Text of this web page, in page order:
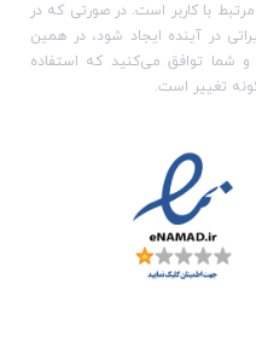
با کاربر است. در صورتی که در
در آینده ایجاد شود، در همین
شما توافق می‏‌کنید که استفاده
تغییر است.